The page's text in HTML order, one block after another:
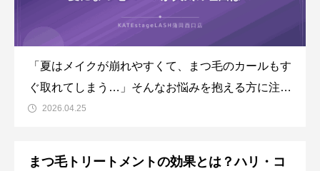
「夏はメイクが崩れやすくて、まつ毛のカールもす
ぐ取れてしまう…」そんなお悩みを抱える方に注目
されているのが、夏のまつ毛パーマです。汗や皮脂
2026.04.25
まつ毛トリートメントの効果とは？ハリ・コ